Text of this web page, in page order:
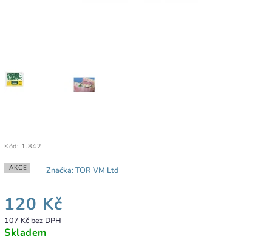
Kód: 1.842
AKCE Značka:TOR VM Ltd
120 Kč
107 Kč bez DPH
Skladem